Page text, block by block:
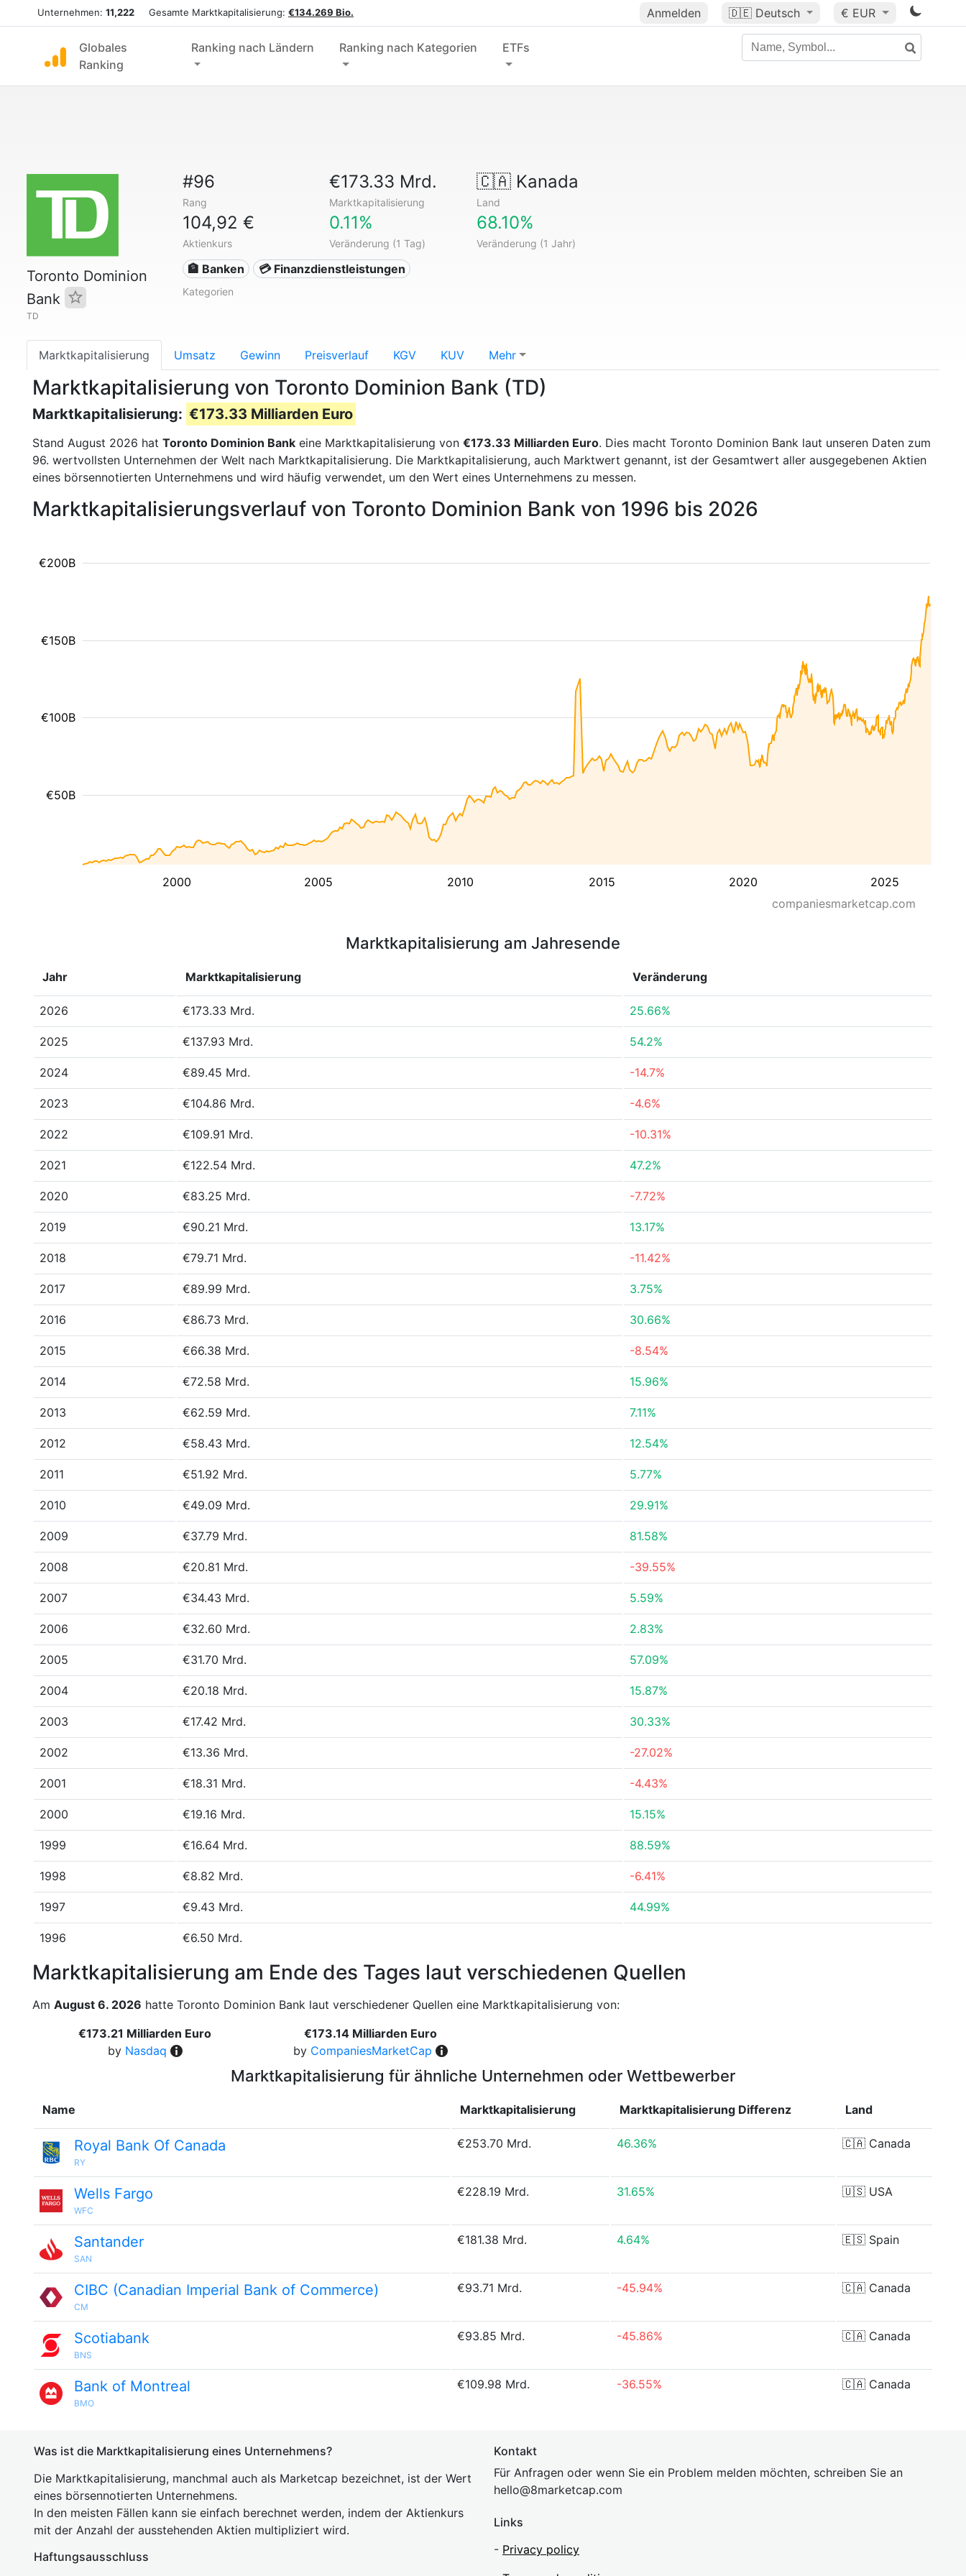
Unternehmen: 11,222 Gesamte Marktkapitalisierung: €134.269 Bio. Anmelden 🇩🇪 Deutsch € EUR
Globales
Ranking
Ranking nach Ländern Ranking nach Kategorien ETFs
Toronto Dominion
Bank
TD
#96
Rang
€173.33 Mrd.
Marktkapitalisierung
🇨🇦Kanada
Land
104,92 €
Aktienkurs
0.11%
Veränderung (1 Tag)
68.10%
Veränderung (1 Jahr)
🏦 Banken 💳 Finanzdienstleistungen
Kategorien
Marktkapitalisierung Umsatz Gewinn Preisverlauf KGV KUV Mehr
Marktkapitalisierung von Toronto Dominion Bank (TD)
Marktkapitalisierung: €173.33 Milliarden Euro
Stand August 2026 hat Toronto Dominion Bank eine Marktkapitalisierung von €173.33 Milliarden Euro. Dies macht Toronto Dominion Bank laut unseren Daten zum
96. wertvollsten Unternehmen der Welt nach Marktkapitalisierung. Die Marktkapitalisierung, auch Marktwert genannt, ist der Gesamtwert aller ausgegebenen Aktien
eines börsennotierten Unternehmens und wird häufig verwendet, um den Wert eines Unternehmens zu messen.
Marktkapitalisierungsverlauf von Toronto Dominion Bank von 1996 bis 2026
2000 2005 2010 2015 2020 2025
€50B
€100B
€150B
€200B
companiesmarketcap.com
Marktkapitalisierung am Jahresende
Jahr Marktkapitalisierung Veränderung
2026 €173.33 Mrd. 25.66%
2025 €137.93 Mrd. 54.2%
2024 €89.45 Mrd. -14.7%
2023 €104.86 Mrd. -4.6%
2022 €109.91 Mrd. -10.31%
2021 €122.54 Mrd. 47.2%
2020 €83.25 Mrd. -7.72%
2019 €90.21 Mrd. 13.17%
2018 €79.71 Mrd. -11.42%
2017 €89.99 Mrd. 3.75%
2016 €86.73 Mrd. 30.66%
2015 €66.38 Mrd. -8.54%
2014 €72.58 Mrd. 15.96%
2013 €62.59 Mrd. 7.11%
2012 €58.43 Mrd. 12.54%
2011 €51.92 Mrd. 5.77%
2010 €49.09 Mrd. 29.91%
2009 €37.79 Mrd. 81.58%
2008 €20.81 Mrd. -39.55%
2007 €34.43 Mrd. 5.59%
2006 €32.60 Mrd. 2.83%
2005 €31.70 Mrd. 57.09%
2004 €20.18 Mrd. 15.87%
2003 €17.42 Mrd. 30.33%
2002 €13.36 Mrd. -27.02%
2001 €18.31 Mrd. -4.43%
2000 €19.16 Mrd. 15.15%
1999 €16.64 Mrd. 88.59%
1998 €8.82 Mrd. -6.41%
1997 €9.43 Mrd. 44.99%
1996 €6.50 Mrd.
Marktkapitalisierung am Ende des Tages laut verschiedenen Quellen
Am August 6. 2026 hatte Toronto Dominion Bank laut verschiedener Quellen eine Marktkapitalisierung von:
€173.21 Milliarden Euro
by Nasdaq
€173.14 Milliarden Euro
by CompaniesMarketCap
Marktkapitalisierung für ähnliche Unternehmen oder Wettbewerber
Name Marktkapitalisierung Marktkapitalisierung Differenz Land
Royal Bank Of Canada
RY
€253.70 Mrd. 46.36% 🇨🇦 Canada
Wells Fargo
WFC
€228.19 Mrd. 31.65% 🇺🇸 USA
Santander
SAN
€181.38 Mrd. 4.64% 🇪🇸 Spain
CIBC (Canadian Imperial Bank of Commerce)
CM
€93.71 Mrd. -45.94% 🇨🇦 Canada
Scotiabank
BNS
€93.85 Mrd. -45.86% 🇨🇦 Canada
Bank of Montreal
BMO
€109.98 Mrd. -36.55% 🇨🇦 Canada
Was ist die Marktkapitalisierung eines Unternehmens?
Die Marktkapitalisierung, manchmal auch als Marketcap bezeichnet, ist der Wert
eines börsennotierten Unternehmens.
In den meisten Fällen kann sie einfach berechnet werden, indem der Aktienkurs
mit der Anzahl der ausstehenden Aktien multipliziert wird.
Haftungsausschluss
Kontakt
Für Anfragen oder wenn Sie ein Problem melden möchten, schreiben Sie an
hello@8marketcap.com
Links
- Privacy policy